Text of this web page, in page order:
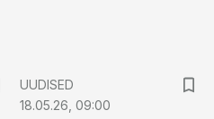
UUDISED
18.05.26, 09:00